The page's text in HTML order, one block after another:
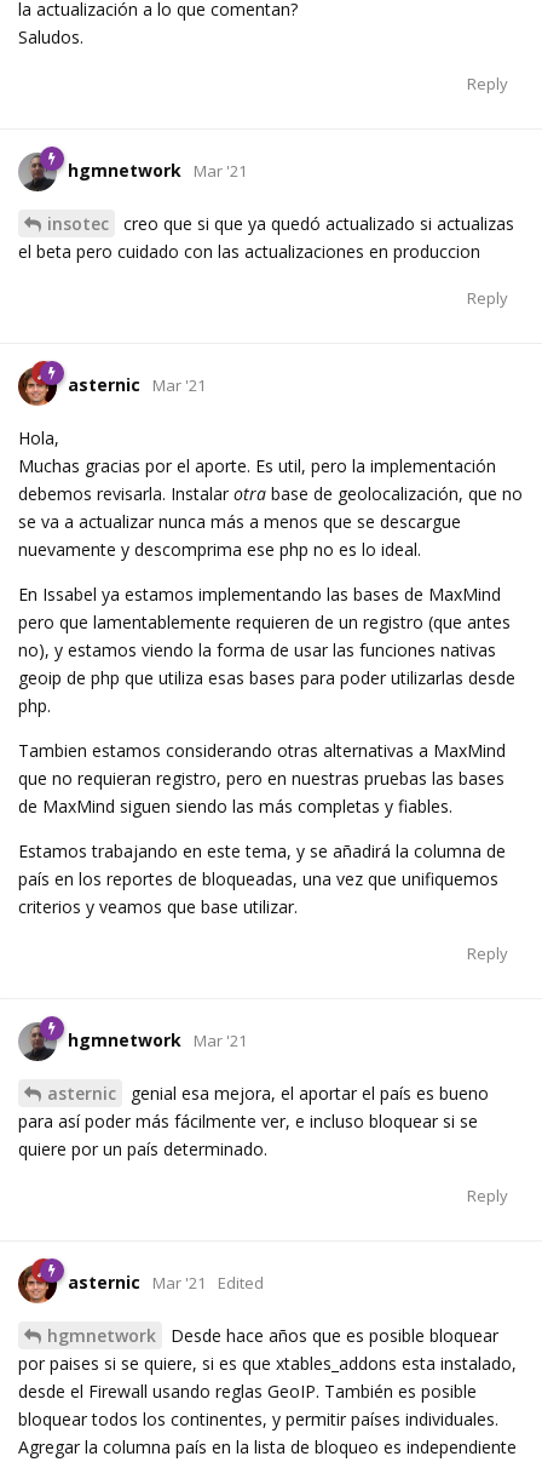
la actualización a lo que comentan?
Saludos.
Reply
hgmnetwork Mar '21
insotec
creo que si que ya quedó actualizado si actualizas
el beta pero cuidado con las actualizaciones en produccion
Reply
asternic Mar '21
Hola,
Muchas gracias por el aporte. Es util, pero la implementación
debemos revisarla. Instalar otra base de geolocalización, que no
se va a actualizar nunca más a menos que se descargue
nuevamente y descomprima ese php no es lo ideal.
En Issabel ya estamos implementando las bases de MaxMind
pero que lamentablemente requieren de un registro (que antes
no), y estamos viendo la forma de usar las funciones nativas
geoip de php que utiliza esas bases para poder utilizarlas desde
php.
Tambien estamos considerando otras alternativas a MaxMind
que no requieran registro, pero en nuestras pruebas las bases
de MaxMind siguen siendo las más completas y fiables.
Estamos trabajando en este tema, y se añadirá la columna de
país en los reportes de bloqueadas, una vez que unifiquemos
criterios y veamos que base utilizar.
Reply
hgmnetwork Mar '21
asternic
genial esa mejora, el aportar el país es bueno
para así poder más fácilmente ver, e incluso bloquear si se
quiere por un país determinado.
Reply
asternic Mar '21 Edited
hgmnetwork
Desde hace años que es posible bloquear
por paises si se quiere, si es que xtables_addons esta instalado,
desde el Firewall usando reglas GeoIP. También es posible
bloquear todos los continentes, y permitir países individuales.
Agregar la columna país en la lista de bloqueo es independiente